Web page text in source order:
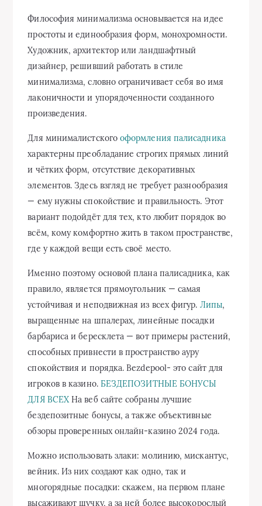
Философия минимализма основывается на идее
простоты и единообразия форм, монохромности.
Художник, архитектор или ландшафтный
дизайнер, решивший работать в стиле
минимализма, словно ограничивает себя во имя
лаконичности и упорядоченности созданного
произведения.
Для минималистскогооформления палисадника
характерны преобладание строгих прямых линий
и чётких форм, отсутствие декоративных
элементов. Здесь взгляд не требует разнообразия
— ему нужны спокойствие и правильность. Этот
вариант подойдёт для тех, кто любит порядок во
всём, кому комфортно жить в таком пространстве,
где у каждой вещи есть своё место.
Именно поэтому основой плана палисадника, как
правило, является прямоугольник — самая
устойчивая и неподвижная из всех фигур. Липы,
выращенные на шпалерах, линейные посадки
барбариса и бересклета — вот примеры растений,
способных привнести в пространство ауру
спокойствия и порядка. Bezdepool- это сайт для
игроков в казино. БЕЗДЕПОЗИТНЫЕ БОНУСЫ
ДЛЯ ВСЕХНа веб сайте собраны лучшие
бездепозитные бонусы, а также объективные
обзоры проверенных онлайн-казино 2024 года.
Можно использовать злаки: молинию, мискантус,
вейник. Из них создают как одно, так и
многорядные посадки: скажем, на первом плане
высаживают щучку, а за ней более высокорослый